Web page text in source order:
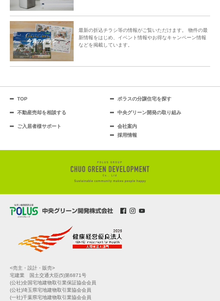
今週のチラシ
最新の折込チラシ等の情報がご覧いただけます。 物件の最
新情報をはじめ、イベント情報やお得なキャンペーン情報
などを掲載しています。
TOP ポラスの分譲住宅を探す
不動産売却を相談する 中央グリーン開発の取り組み
ご入居者様サポート
会社案内
採用情報
<売主・設計・販売>
宅建業 国土交通大臣(5)第6871号
(公社)全国宅地建物取引業保証協会会員
(公社)埼玉県宅地建物取引業協会会員
(一社)千葉県宅地建物取引業協会会員